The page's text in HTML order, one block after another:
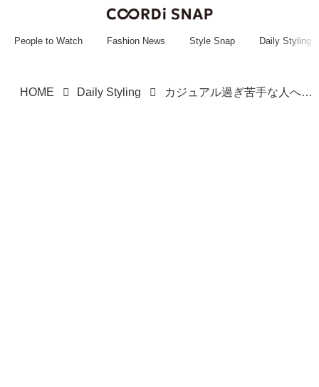
~~~~~~~~~~~
People to Watch Fashion News Style Snap Daily Styling
HOME Daily Styling カジュアル過ぎ苦手な人へ！【しまむら】大人が取り入れたい「おすすめトップス」